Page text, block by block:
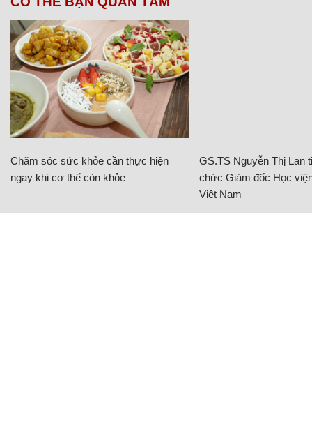
Chăm sóc sức khỏe cần thực hiện
ngay khi cơ thể còn khỏe
GS.TS Nguyễn Thị Lan
chức Giám đốc Học
Việt Nam